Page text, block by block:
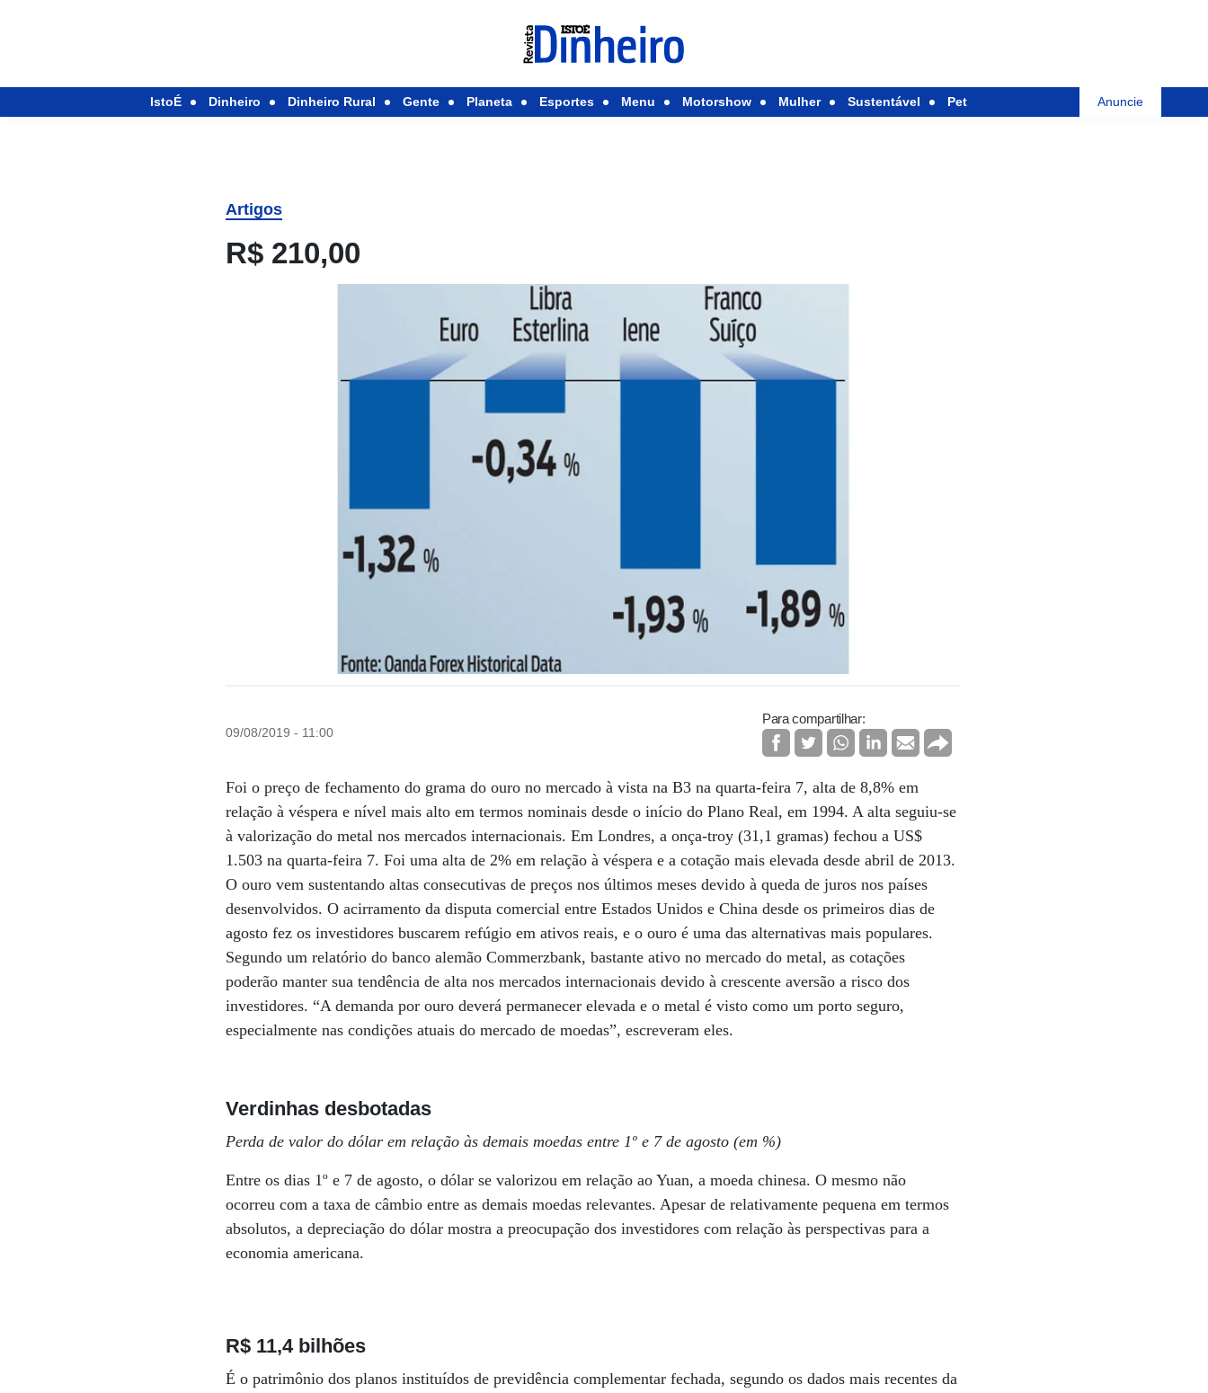
IstoÉ Dinheiro Dinheiro Rural Gente Planeta Esportes Menu Motorshow Mulher Sustentável Pet Anuncie
Artigos
R$ 210,00
09/08/2019 - 11:00
Para compartilhar:
Foi o preço de fechamento do grama do ouro no mercado à vista na B3 na quarta-feira 7, alta de 8,8% em
relação à véspera e nível mais alto em termos nominais desde o início do Plano Real, em 1994. A alta seguiu-se
à valorização do metal nos mercados internacionais. Em Londres, a onça-troy (31,1 gramas) fechou a US$
1.503 na quarta-feira 7. Foi uma alta de 2% em relação à véspera e a cotação mais elevada desde abril de 2013.
O ouro vem sustentando altas consecutivas de preços nos últimos meses devido à queda de juros nos países
desenvolvidos. O acirramento da disputa comercial entre Estados Unidos e China desde os primeiros dias de
agosto fez os investidores buscarem refúgio em ativos reais, e o ouro é uma das alternativas mais populares.
Segundo um relatório do banco alemão Commerzbank, bastante ativo no mercado do metal, as cotações
poderão manter sua tendência de alta nos mercados internacionais devido à crescente aversão a risco dos
investidores. “A demanda por ouro deverá permanecer elevada e o metal é visto como um porto seguro,
especialmente nas condições atuais do mercado de moedas”, escreveram eles.
Verdinhas desbotadas
Perda de valor do dólar em relação às demais moedas entre 1º e 7 de agosto (em %)
Entre os dias 1º e 7 de agosto, o dólar se valorizou em relação ao Yuan, a moeda chinesa. O mesmo não
ocorreu com a taxa de câmbio entre as demais moedas relevantes. Apesar de relativamente pequena em termos
absolutos, a depreciação do dólar mostra a preocupação dos investidores com relação às perspectivas para a
economia americana.
R$ 11,4 bilhões
É o patrimônio dos planos instituídos de previdência complementar fechada, segundo os dados mais recentes da